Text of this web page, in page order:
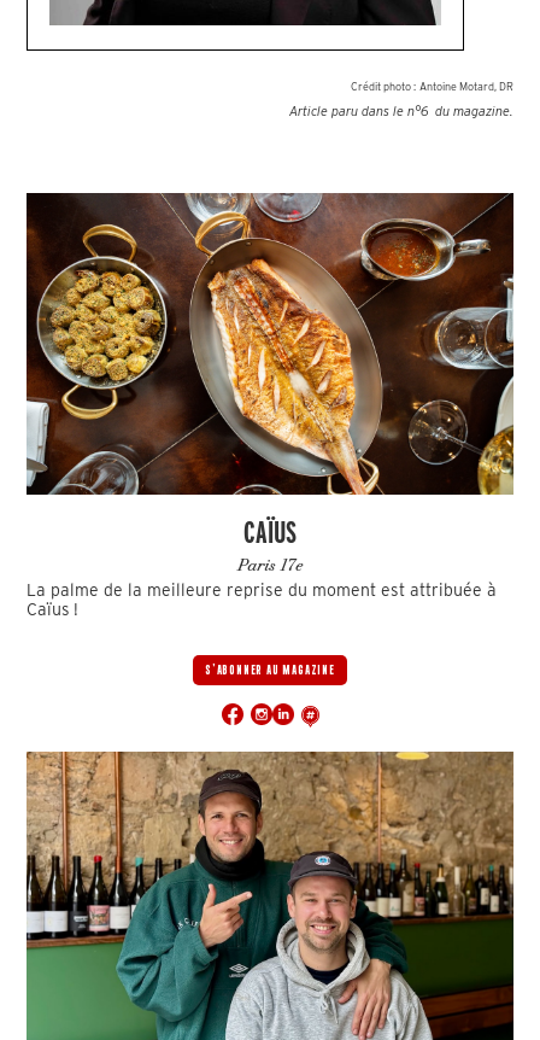
Crédit photo : Antoine Motard, DR
Article paru dans le n°6 du magazine.
CAÏUS
Paris 17e
La palme de la meilleure reprise du moment est attribuée à
Caïus !
S'ABONNER AU MAGAZINE